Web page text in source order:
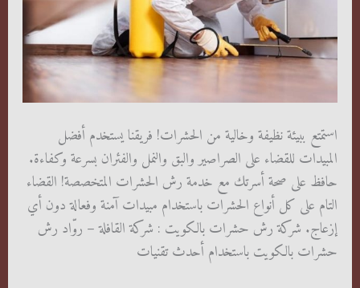
استمتع ببيئة نظيفة وخالية من الحشرات! فريقنا يستخدم أفضل
المبيدات للقضاء على الصراصير والبق والنمل والفئران بسرعة وكفاءة.
حافظ على صحة أسرتك مع خدمة رش الحشرات المتخصصة! القضاء
التام على كل أنواع الحشرات باستخدام مبيدات آمنة وفعالة دون أي
إزعاج. شركة رش حشرات بالكويت : شركة القافلة – روّاد رش
حشرات بالكويت باستخدام أحدث تقنيات